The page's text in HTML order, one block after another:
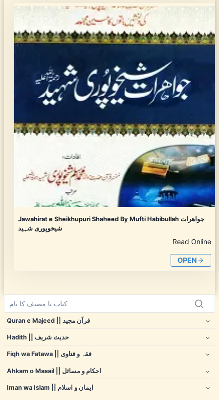
Jawahirat e Sheikhupuri Shaheed By Mufti Habibullah جواھرات
شیخوپوری شہید
Read Online
OPEN
Quran e Majeed || قرآن مجید
Hadith || حدیث شریف
Fiqh wa Fatawa || فقہ و فتاوی
Ahkam o Masail || احکام و مسائل
Iman wa Islam || ایمان و اسلام